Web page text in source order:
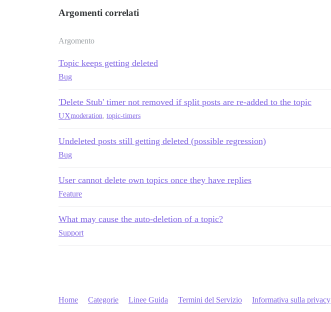
Argomenti correlati
Argomento
Topic keeps getting deleted
Bug
'Delete Stub' timer not removed if split posts are re-added to the topic
UXmoderation, topic-timers
Undeleted posts still getting deleted (possible regression)
Bug
User cannot delete own topics once they have replies
Feature
What may cause the auto-deletion of a topic?
Support
Home Categorie Linee Guida Termini del Servizio Informativa sulla privacy